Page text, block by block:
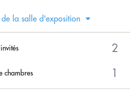
de la salle d'exposition
chambres